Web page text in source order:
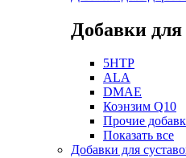
Добавки для
5HTP
ALA
DMAE
Коэнзим Q10
Прочие
Показать все
Добавки для